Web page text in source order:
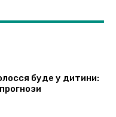
буде у дитини: